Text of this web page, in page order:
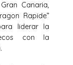
Canaria,
Rapide”
liderar la
con la